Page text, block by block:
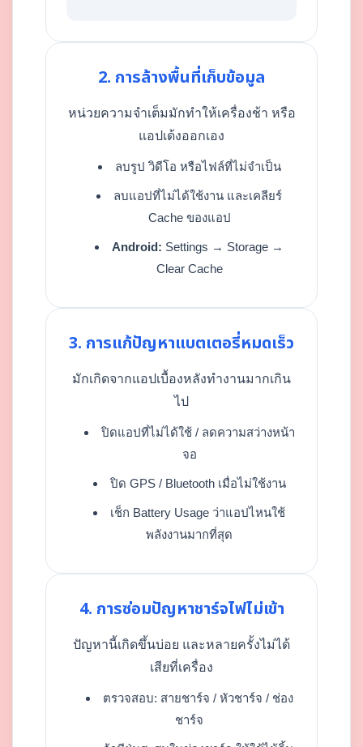
2. การล้างพื้นที่เก็บข้อมูล
หน่วยความจำเต็มมักทำให้เครื่องช้า หรือ
แอปเด้งออกเอง
ลบรูป วิดีโอ หรือไฟล์ที่ไม่จำเป็น
ลบแอปที่ไม่ได้ใช้งาน และเคลียร์
Cache ของแอป
Android: Settings → Storage →
Clear Cache
3. การแก้ปัญหาแบตเตอรี่หมดเร็ว
มักเกิดจากแอปเบื้องหลังทำงานมากเกิน
ไป
ปิดแอปที่ไม่ได้ใช้ / ลดความสว่างหน้า
จอ
ปิด GPS / Bluetooth เมื่อไม่ใช้งาน
เช็ก Battery Usage ว่าแอปไหนใช้
พลังงานมากที่สุด
4. การซ่อมปัญหาชาร์จไฟไม่เข้า
ปัญหานี้เกิดขึ้นบ่อย และหลายครั้งไม่ได้
เสียที่เครื่อง
ตรวจสอบ: สายชาร์จ / หัวชาร์จ / ช่อง
ชาร์จ